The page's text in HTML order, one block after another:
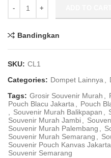
Bandingkan
SKU: CL1
Categories: Dompet Lainnya,
Tags: Grosir Souvenir Murah ,
Pouch Blacu Jakarta, Pouch
, Souvenir Murah Balikpapan ,
Souvenir Murah Jambi,
Souvenir Murah Palembang ,
Souvenir Murah Semarang ,
Souvenir Pouch Kanvas Jakarta
Souvenir Semarang